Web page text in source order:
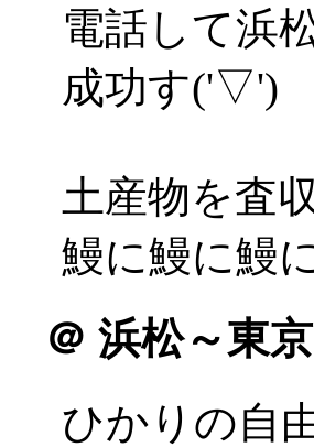
電話して浜
成功す('▽')
土産物を査収
鰻に鰻に鰻
＠ 浜松～東
ひかりの自